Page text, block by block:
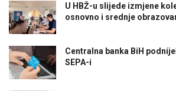
U HBŽ-u slijede izmjene
osnovno i srednje
Centralna banka BiH
SEPA-i